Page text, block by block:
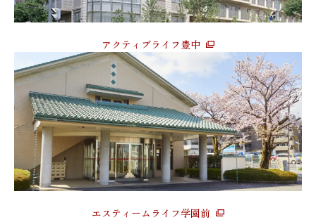
アクティブライフ豊中
エスティームライフ学園前